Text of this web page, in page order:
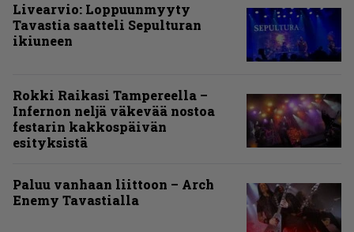
Livearvio: Loppuunmyyty
Tavastia saatteli Sepulturan
ikiuneen
Rokki Raikasi Tampereella –
Infernon neljä väkevää nostoa
festarin kakkospäivän
esityksistä
Paluu vanhaan liittoon – Arch
Enemy Tavastialla